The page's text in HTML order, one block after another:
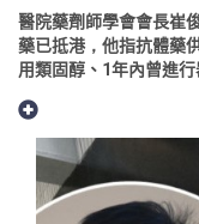
醫院藥劑師學會會長崔
藥已抵港，他指抗體藥
用類固醇、1年內曾進